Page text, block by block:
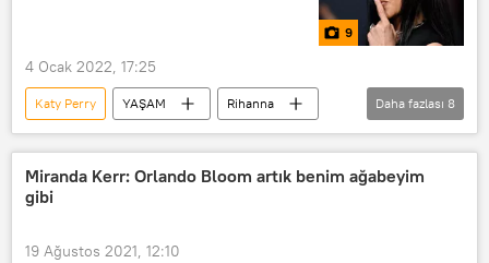
9
4 Ocak 2022, 17:25
Katy Perry YAŞAM
Rihanna
Lady Gaga
Adele
Selena Gomez
astroloji
Channing Tatum
Daha fazlası 8
Miranda Kerr: Orlando Bloom artık benim ağabeyim
gibi
19 Ağustos 2021, 12:10